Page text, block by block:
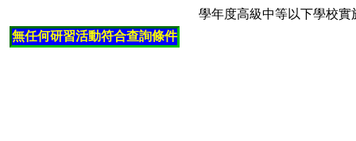
學年度高級中等以下學校
無任何研習活動符合查詢條件